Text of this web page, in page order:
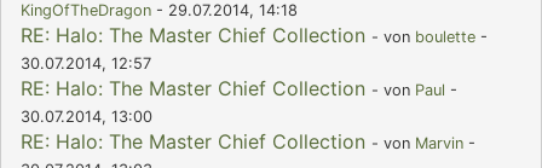
KingOfTheDragon - 29.07.2014, 14:18
RE: Halo: The Master Chief Collection - von boulette -
30.07.2014, 12:57
RE: Halo: The Master Chief Collection - von Paul -
30.07.2014, 13:00
RE: Halo: The Master Chief Collection - von Marvin -